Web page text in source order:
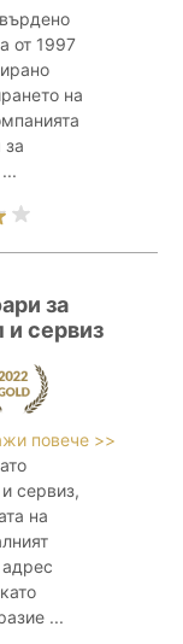
от 1997
на
за
за
и сервиз
повече >>
сервиз,
на
...